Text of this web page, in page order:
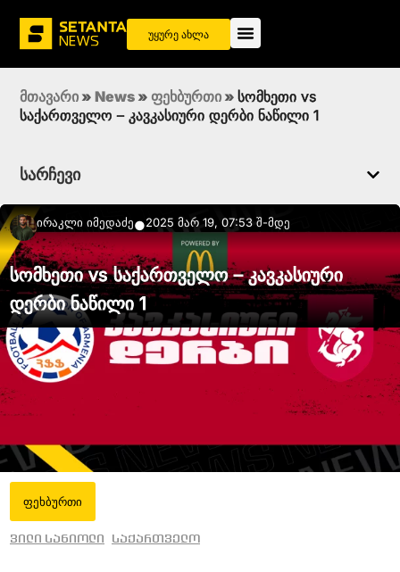
უყურე ახლა
მთავარი » News » ფეხბურთი » სომხეთი vs
საქართველო – კავკასიური დერბი ნაწილი 1
სარჩევი
Ირაკლი Იმედაძე●2025 მარ 19, 07:53 შ-მდე
სომხეთი vs საქართველო – კავკასიური
დერბი ნაწილი 1
ფეხბურთი
ვილი სანიოლი საქართველო